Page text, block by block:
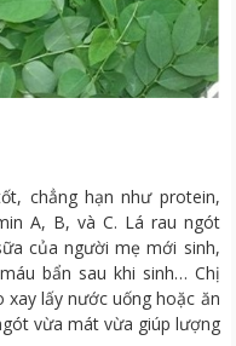
chẳng hạn như protein,
A, B, và C. Lá rau ngót
của người mẹ mới sinh,
bẩn sau khi sinh… Chị
lấy nước uống hoặc ăn
vừa mát vừa giúp lượng